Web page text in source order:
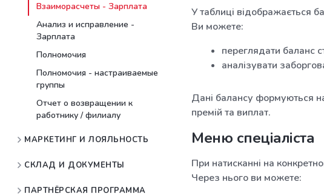
Взаиморасчеты - Зарплата
Анализ и исправление -
Зарплата
Полномочия
Полномочия - настраиваемые
группы
Отчет о возвращении к
работнику / филиалу
МАРКЕТИНГ И ЛОЯЛЬНОСТЬ
СКЛАД И ДОКУМЕНТЫ
ПАРТНЁРСКАЯ ПРОГРАММА
У таблиці відображається
Ви можете:
переглядати баланс
аналізувати
Дані балансу формуються
премій та виплат.
Меню спеціаліста
При натисканні на
Через нього ви можете: